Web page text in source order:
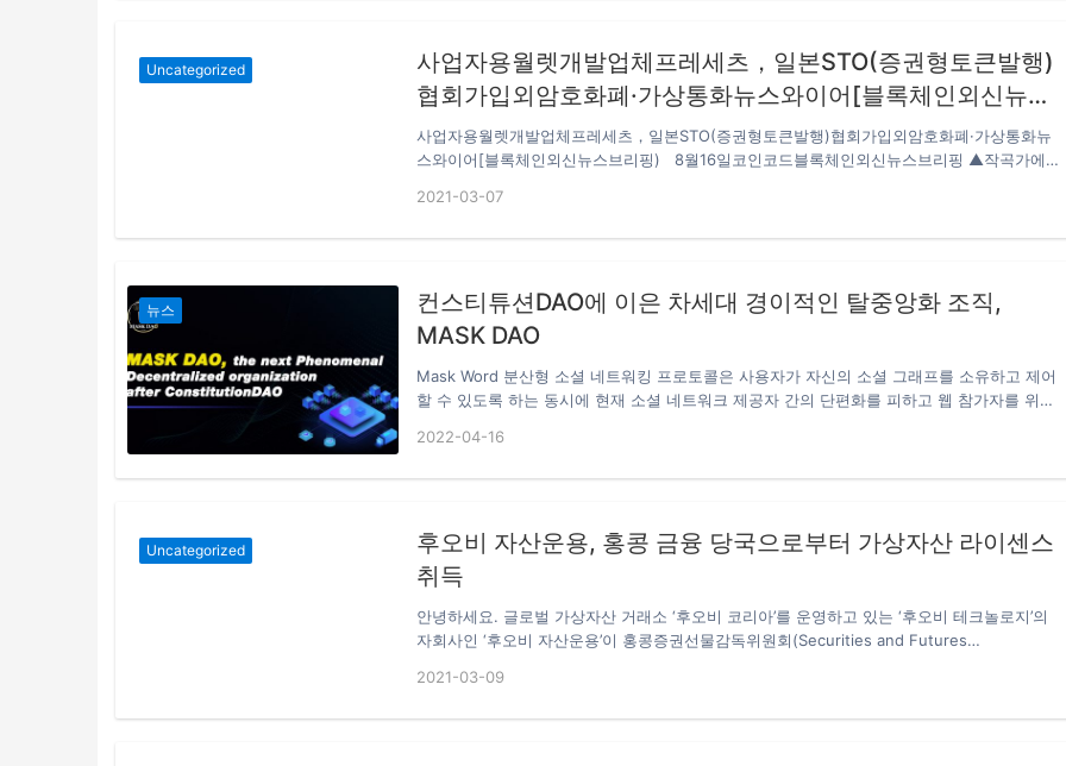
Uncategorized
사업자용월렛개발업체프레세츠，일본STO(증권형토큰발행)
협회가입외암호화폐·가상통화뉴스와이어[블록체인외신뉴스
브리핑)
사업자용월렛개발업체프레세츠，일본STO(증권형토큰발행)협회가입외암호화폐·가상통화뉴
스와이어[블록체인외신뉴스브리핑) 8월16일코인코드블록체인외신뉴스브리핑 ▲작곡가에이
업가인에이콘(Akon)이세네갈의‘에이콘시티(AkonCity)’라는암호화폐기반도시를건설하기위
갈정부와계약을맺었고，독립적인디지털통화로사회에형성되는새로운도시형태를모색하고있
다.에이콘시티부지면적은2000에이커(약8,093,712.84㎡)로세네갈의마키살대통령으로부터받
은토지를활용하고있다.건설계획에따르면2023년까지도시인프라정비를완료할것이라고한다.
(Akon City已向工程和咨询公司Ke International授予60亿美元的建筑合同。) ▲미국cftc전위
원장“리플(Xrp)은증권형에해당하지않는다” 크리스토퍼지안카를로전미국상품선물거래위원회
서밝혔다고코인포스트가6월18일보도했다.보도에따르면지안카를로는“리플과대다수xRP소유
보유해정기적으로매각하고있다는것은비트코인채굴업자가채굴한btc를파는것과다르지않다”고
말했다.또한지안카를로는“xRP가이미기업간에서도송금의매체로서이용보급을확대하고있는점
에서，SEC의입장에서도통화로볼가능성이높다”고덧붙였다. (米商品先物取引委員会(Cftc)の
前任会長chrihergiancarloが仮想通貨xrpが有価証券に該当しないとの見解を共同執筆の法律
レビューコラム記事で明かした.) ▲리플넷클라우드도입확대.도입기업17개사목록발표 리플이
인포스트가6월17일보도했다.보도에따르면리플은리플넷클라우드를이용하는사업자17사의리스
2021-03-07
뉴스
컨스티튜션DAO에 이은 차세대 경이적인 탈중앙화 조직,
MASK DAO
Mask Word 분산형 소셜 네트워킹 프로토콜은 사용자가 자신의 소셜 그래프를 소유하고 제어
할 수 있도록 하는 동시에 현재 소셜 네트워크 제공자 간의 단편화를 피하고 웹 참가자를 위한
네트워크 데이터를 쓰고 읽는 프로토콜을 고안했습니다. ID, 소셜 그래프 및 메시징 요소가 분
신뢰할 수 있는 제3자로서 사설…
2022-04-16
Uncategorized
후오비 자산운용, 홍콩 금융 당국으로부터 가상자산 라이센스
취득
안녕하세요. 글로벌 가상자산 거래소 ‘후오비 코리아’를 운영하고 있는 ‘후오비 테크놀로지’의
자회사인 ‘후오비 자산운용’이 홍콩증권선물감독위원회(Securities and Futures
일 중국 암호화폐 매체 훠싱차이징은 이와 같은 사실을 보도했는데요. 보도에 따르면 홍콩증권
2021-03-09